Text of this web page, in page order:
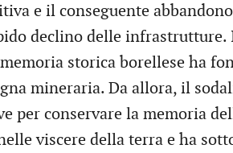
e il conseguente
declino delle infrastrutture.
storica borellese ha
mineraria. Da allora, il
per conservare la memoria
viscere della terra e ha